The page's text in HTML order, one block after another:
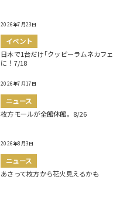
2026年7月23日
イベント
日本で1台だけ｢クッピーラムネカフ
に！7/18
2026年7月17日
ニュース
枚方モールが全館休館。8/26
2026年8月3日
ニュース
あさって枚方から花火見えるかも